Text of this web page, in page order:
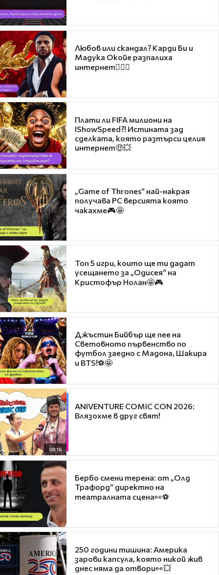
Любов или скандал? Карди Би и
Мадука Окойе разпалиха
интернет❤️‍🔥🔥
Плати ли FIFA милиони на
IShowSpeed?! Истината зад
сделката, която разтърси целия
интернет🤑💥
„Game of Thrones“ най-накрая
получава PC версията която
чакахме🎮🤩
Топ 5 игри, които ще ти дадат
усещането за „Одисея“ на
Кристофър Нолан🤩🎮
Джъстин Бийбър ще пее на
Световното първенство по
футбол заедно с Мадона, Шакира
и BTS!⚽🤩
08:16
ANIVENTURE COMIC CON 2026:
Влязохме в друг свят!
Бербо смени терена: от „Олд
Трафорд“ директно на
театралната сцена👀⚽
250 години тишина: Америка
зарови капсула, която никой жив
днес няма да отвори👀💥